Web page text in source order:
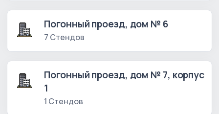
Погонный проезд, дом № 6
7 Стендов
Погонный проезд, дом № 7, корпус
1
1 Стендов